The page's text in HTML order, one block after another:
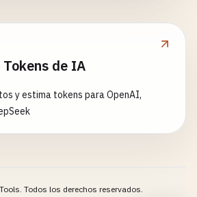
de IA
y estima tokens para OpenAI,
Todos los derechos reservados.